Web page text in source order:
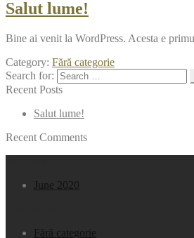
Salut lume!
Bine ai venit la WordPress. Acesta e
Category: Fără categorie
Search for:
Recent Posts
Salut lume!
Recent Comments
June 2020
Fără categorie